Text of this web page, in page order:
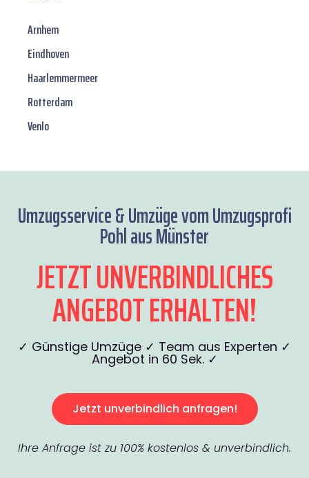
Arnhem
Eindhoven
Haarlemmermeer
Rotterdam
Venlo
Umzugsservice & Umzüge vom Umzugsprofi
Pohl aus Münster
JETZT UNVERBINDLICHES
ANGEBOT ERHALTEN!
✓ Günstige Umzüge ✓ Team aus Experten ✓
Angebot in 60 Sek. ✓
Jetzt unverbindlich anfragen!
Ihre Anfrage ist zu 100% kostenlos & unverbindlich.